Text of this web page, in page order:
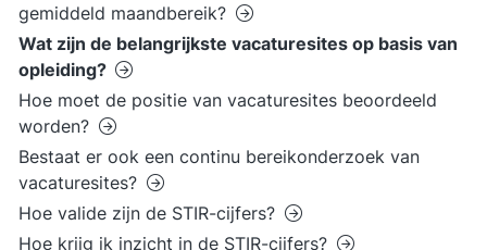
gemiddeld maandbereik?
Wat zijn de belangrijkste vacaturesites op basis van
opleiding?
Hoe moet de positie van vacaturesites beoordeeld
worden?
Bestaat er ook een continu bereikonderzoek van
vacaturesites?
Hoe valide zijn de STIR-cijfers?
Hoe krijg ik inzicht in de STIR-cijfers?